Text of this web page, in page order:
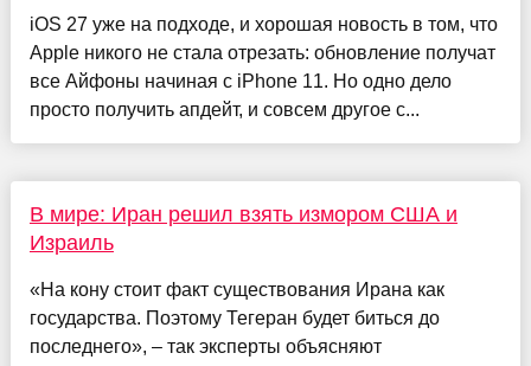
iOS 27 уже на подходе, и хорошая новость в том, что
Apple никого не стала отрезать: обновление получат
все Айфоны начиная с iPhone 11. Но одно дело
просто получить апдейт, и совсем другое с...
В мире: Иран решил взять измором США и
Израиль
«На кону стоит факт существования Ирана как
государства. Поэтому Тегеран будет биться до
последнего», – так эксперты объясняют